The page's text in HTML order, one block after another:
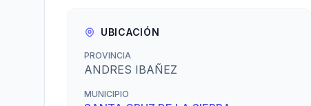
UBICACIÓN
PROVINCIA
ANDRES IBAÑEZ
MUNICIPIO